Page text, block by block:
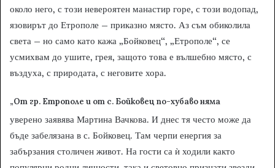
около него, с този невероятен манастир горе, с този водопад,
язовирът до Етрополе – приказно място. Аз съм обиколила
света – но само като кажа „Бойковец“, „Етрополе“, се
усмихвам до ушите, грея, защото това е вълшебно място, с
въздуха, с природата, с неговите хора.
„От гр. Етрополе и от с. Бойковец по-хубаво няма
уверено заявява Мартина Вачкова. И днес тя често може да
бъде забелязана в с. Бойковец. Там черпи енергия за
забързания столичен живот. На гости са ѝ ходили както